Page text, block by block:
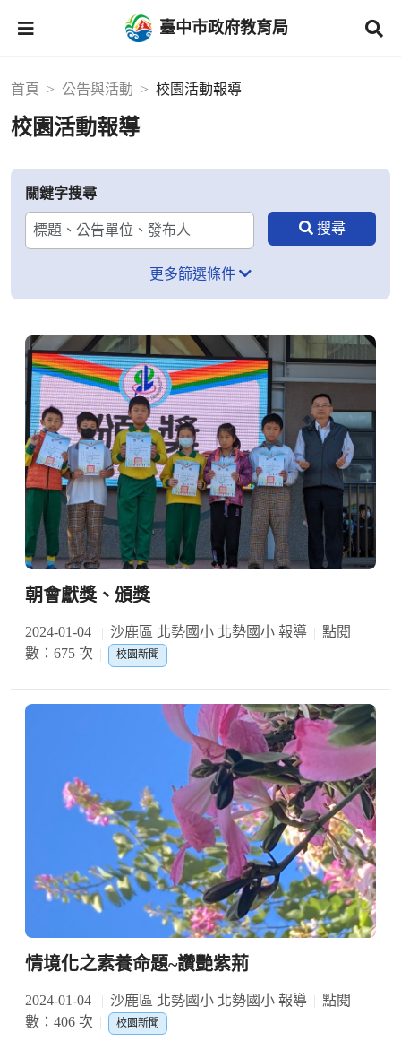
臺中市政府教育局
首頁 公告與活動 校園活動報導
校園活動報導
關鍵字搜尋
更多篩選條件
朝會獻獎、頒獎
2024-01-04 沙鹿區 北勢國小 北勢國小 報導
點閱
數：675 次
校園新聞
情境化之素養命題~讚艷紫荊
2024-01-04 沙鹿區 北勢國小 北勢國小 報導
點閱
數：406 次
校園新聞